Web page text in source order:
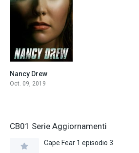
Nancy Drew
Oct. 09, 2019
CB01 Serie Aggiornamenti
Cape Fear 1 episodio 3